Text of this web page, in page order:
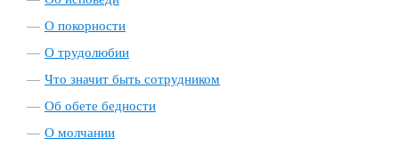
О покорности
О трудолюбии
Что значит быть сотрудником
Об обете бедности
О молчании